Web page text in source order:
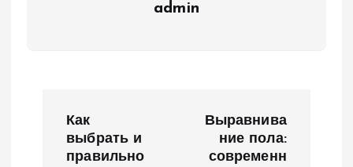
admin
Как
выбрать и
правильно
Выравнива
ние пола:
современн